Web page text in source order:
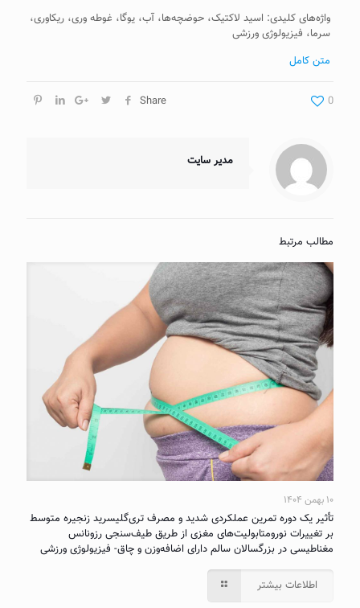
واژه‌های کلیدی: اسید لاکتیک، حوضچه‌ها، آب، یوگا، غوطه وری، ریکاوری،
سرما، فیزیولوژی ورزشی
متن کامل
Share 0
مدیر سایت
مطالب مرتبط
۱۰ بهمن ۱۴۰۴
تأثیر یک دوره تمرین عملکردی شدید و مصرف تری‌گلیسرید زنجیره متوسط
بر تغییرات نورومتابولیت‌های مغزی از طریق طیف‌سنجی رزونانس
مغناطیسی در بزرگسالان سالم دارای اضافه‌وزن و چاق- فیزیولوژی ورزشی
اطلاعات بیشتر